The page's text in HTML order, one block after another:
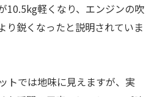
10.5kg軽くなり、エンジンの吹
り鋭くなったと説明されていま
トでは地味に見えますが、実